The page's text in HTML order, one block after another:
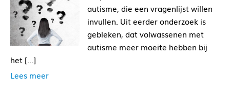
autisme, die een vragenlijst willen
invullen. Uit eerder onderzoek is
gebleken, dat volwassenen met
autisme meer moeite hebben bij
het […]
Lees meer